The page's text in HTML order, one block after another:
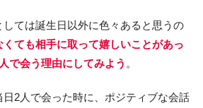
しては誕生日以外に色々あると思うの
くても相手に取って嬉しいことがあっ
で会う理由にしてみよう 。
日2人で会った時に、ポジティブな会話